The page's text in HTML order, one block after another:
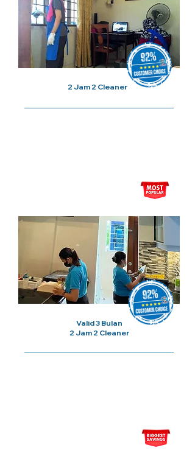
2 Jam 2 Cleaner
5x Sesi Cuci Rumah
Valid 3 Bulan
2 Jam 2 Cleaner
10x Sesi Cuci Rumah